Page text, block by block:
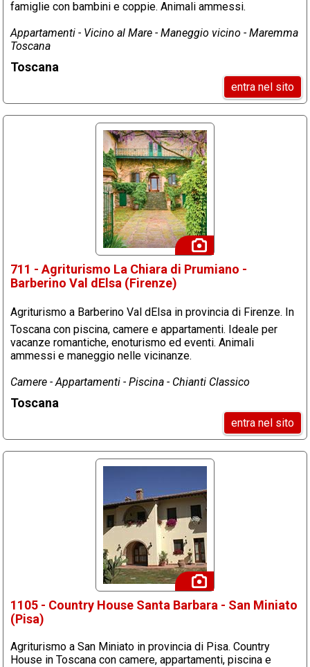
famiglie con bambini e coppie. Animali ammessi.
Appartamenti - Vicino al Mare - Maneggio vicino - Maremma
Toscana
Toscana
entra nel sito
711 - Agriturismo La Chiara di Prumiano -
Barberino Val dElsa (Firenze)
Agriturismo a Barberino Val dElsa in provincia di Firenze. In
Toscana con piscina, camere e appartamenti. Ideale per
vacanze romantiche, enoturismo ed eventi. Animali
ammessi e maneggio nelle vicinanze.
Camere - Appartamenti - Piscina - Chianti Classico
Toscana
entra nel sito
1105 - Country House Santa Barbara - San Miniato
(Pisa)
Agriturismo a San Miniato in provincia di Pisa. Country
House in Toscana con camere, appartamenti, piscina e